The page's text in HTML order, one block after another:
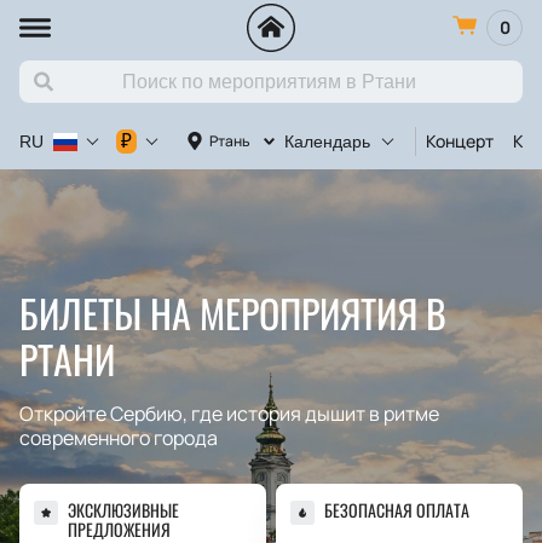
0
Ртань Календарь Концерт
RU ₽
БИЛЕТЫ НА МЕРОПРИЯТИЯ В
РТАНИ
Откройте Сербию, где история дышит в ритме
современного города
ЭКСКЛЮЗИВНЫЕ
ПРЕДЛОЖЕНИЯ
БЕЗОПАСНАЯ ОПЛАТА